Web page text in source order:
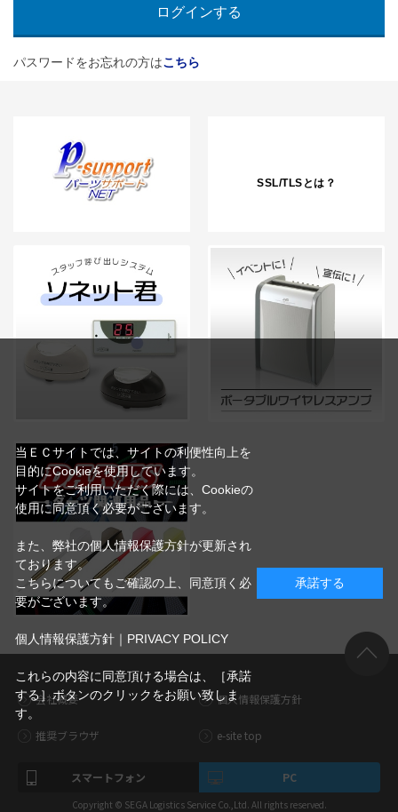
パスワードをお忘れの方はこちら
SSL/TLSとは？
会社概要 個人情報保護方針
推奨ブラウザ e-site top
スマートフォン PC
Copyright © SEGA Logistics Service Co.,Ltd. All rights reserved.
当ＥＣサイトでは、サイトの利便性向上を
目的にCookieを使用しています。
サイトをご利用いただく際には、Cookieの
使用に同意頂く必要がございます。
また、弊社の個人情報保護方針が更新され
ております。
こちらについてもご確認の上、同意頂く必
要がございます。
個人情報保護方針｜PRIVACY POLICY
これらの内容に同意頂ける場合は、［承諾
する］ボタンのクリックをお願い致しま
す。
承諾する